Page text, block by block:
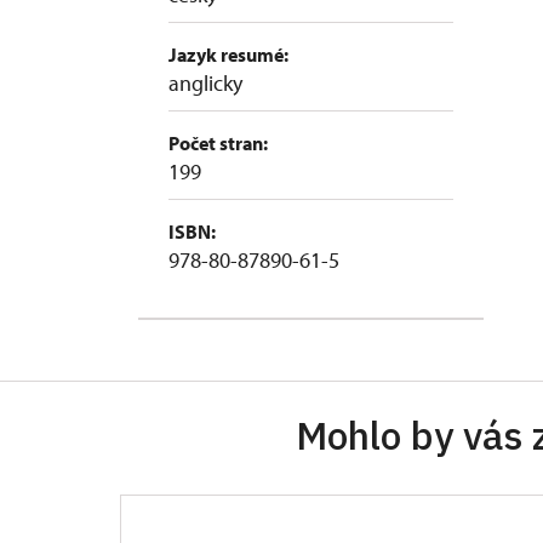
Jazyk resumé:
anglicky
Počet stran:
199
ISBN:
978-80-87890-61-5
Mohlo by vás